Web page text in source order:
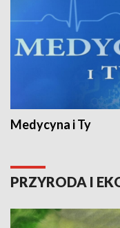
Medycyna i Ty
PRZYRODA I